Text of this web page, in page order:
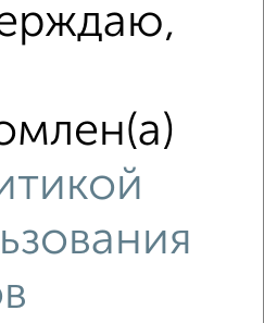
ниже